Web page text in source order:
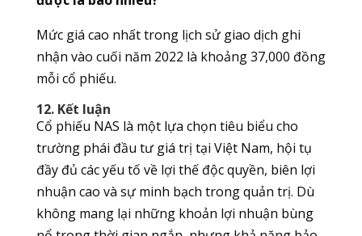
Mức giá cao nhất trong lịch sử giao dịch ghi
nhận vào cuối năm 2022 là khoảng 37,000 đồng
mỗi cổ phiếu.
12. Kết luận
Cổ phiếu NAS là một lựa chọn tiêu biểu cho
trường phái đầu tư giá trị tại Việt Nam, hội tụ
đầy đủ các yếu tố về lợi thế độc quyền, biên lợi
nhuận cao và sự minh bạch trong quản trị. Dù
không mang lại những khoản lợi nhuận bùng